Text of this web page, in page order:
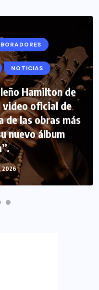
NOTICIAS
Hamilton de
video oficial de
de las obras más
nuevo álbum
2026
INTERNACIONAL
TURISTICO
con Venezuela
2026